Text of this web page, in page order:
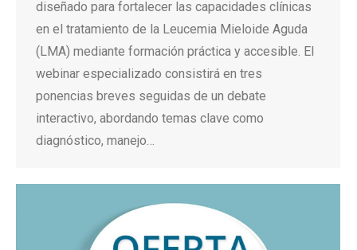
diseñado para fortalecer las capacidades clínicas
en el tratamiento de la Leucemia Mieloide Aguda
(LMA) mediante formación práctica y accesible. El
webinar especializado consistirá en tres
ponencias breves seguidas de un debate
interactivo, abordando temas clave como
diagnóstico, manejo…